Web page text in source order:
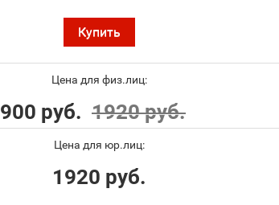
Купить
Цена для физ.лиц:
900 руб. 1920 руб.
Цена для юр.лиц:
1920 руб.